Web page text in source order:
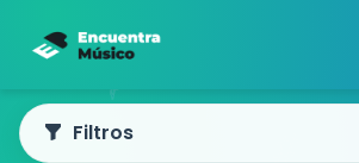
Filtros